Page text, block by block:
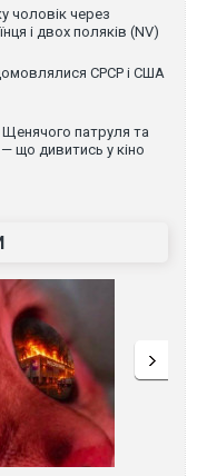
чоловік через
і двох поляків (NV)
СРСР і США
патруля та
що дивитись у кіно